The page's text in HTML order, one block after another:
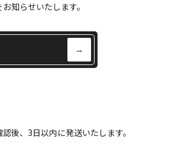
知らせいたします。
→
後、3日以内に発送いたします。